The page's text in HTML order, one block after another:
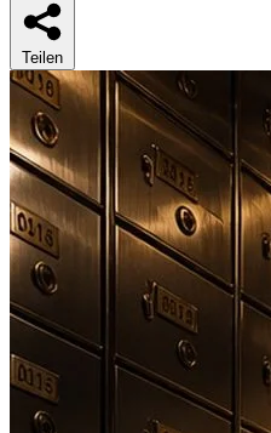
Teilen